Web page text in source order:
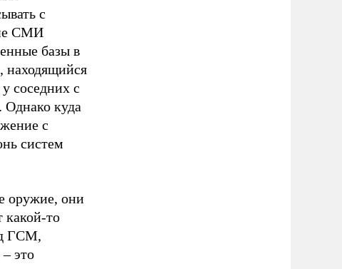
с
СМИ
базы в
находящийся
соседних с
Однако куда
с
систем
оружие, они
какой-то
ГСМ,
это